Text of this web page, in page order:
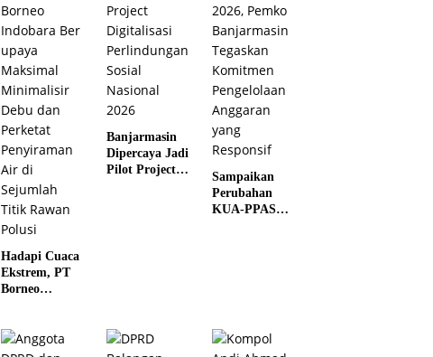
Hadapi Cuaca
Ekstrem, PT
Borneo
Maksimal
Minimalisir
Banjarmasin
Dipercaya Jadi
Pilot Project
Sampaikan
Perubahan
KUA-PPAS